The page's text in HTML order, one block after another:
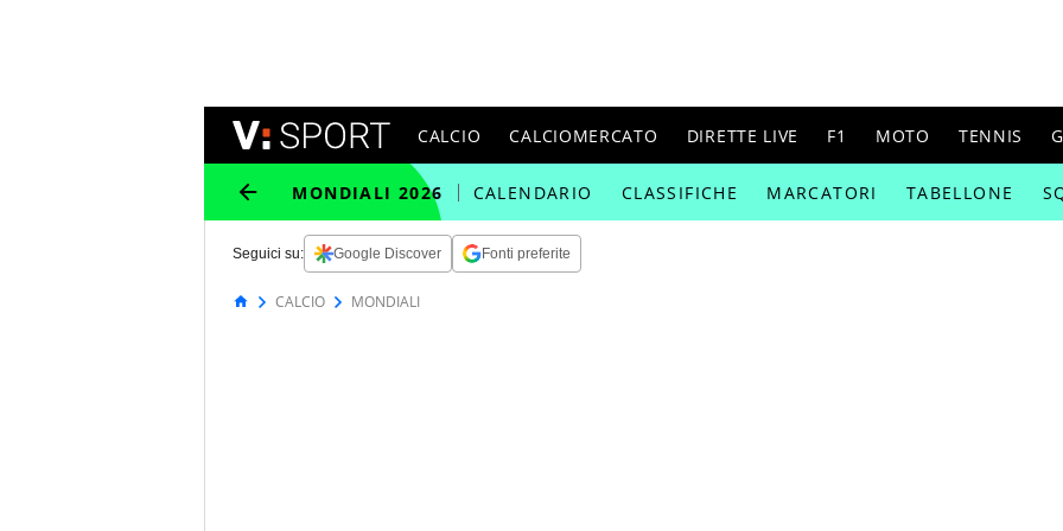
CALCIO CALCIOMERCATO DIRETTE LIVE F1 MOTO TENNIS
MONDIALI 2026 CALENDARIO CLASSIFICHE MARCATORI TABELLONE
Seguici su: Google Discover Fonti preferite
CALCIO MONDIALI